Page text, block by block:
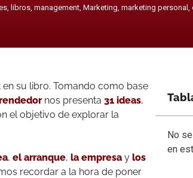
, libros, management, Marketing, marketing personal ,
en su libro. Tomando como base
nos presenta 31 ideas,
el objetivo de explorar la
, el arranque, la empresa y los
recordar a la hora de poner
No
en